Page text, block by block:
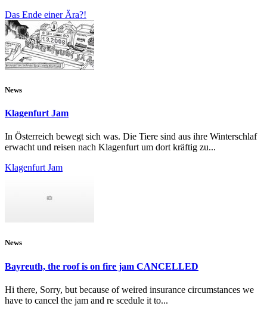
Das Ende einer Ära?!
News
Klagenfurt Jam
In Österreich bewegt sich was. Die Tiere sind aus ihre Winterschlaf
erwacht und reisen nach Klagenfurt um dort kräftig zu...
Klagenfurt Jam
News
Bayreuth, the roof is on fire jam CANCELLED
Hi there, Sorry, but because of weired insurance circumstances we
have to cancel the jam and re scedule it to...